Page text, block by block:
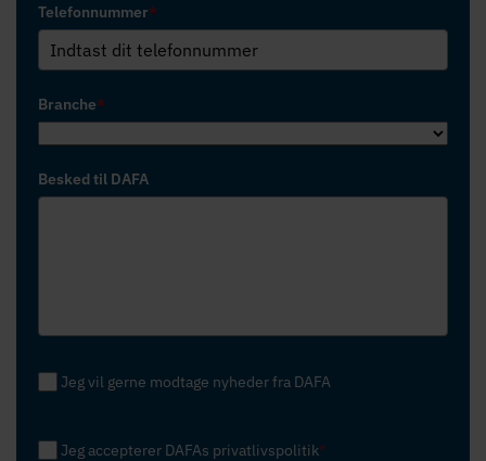
Telefonnummer*
Branche*
Besked til DAFA
Jeg vil gerne modtage nyheder fra DAFA
Jeg accepterer DAFAs privatlivspolitik*